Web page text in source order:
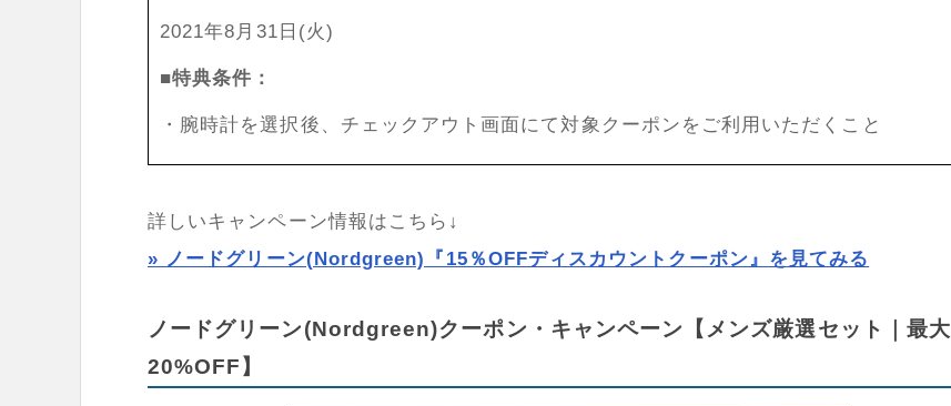
2021年8月31日(火)
■特典条件：
・腕時計を選択後、チェックアウト画面にて対象クーポンをご利用いただくこと
詳しいキャンペーン情報はこちら↓
» ノードグリーン(Nordgreen)『15％OFFディスカウントクーポン』を見てみる
ノードグリーン(Nordgreen)クーポン・キャンペーン【メンズ厳選セット｜最大
20%OFF】